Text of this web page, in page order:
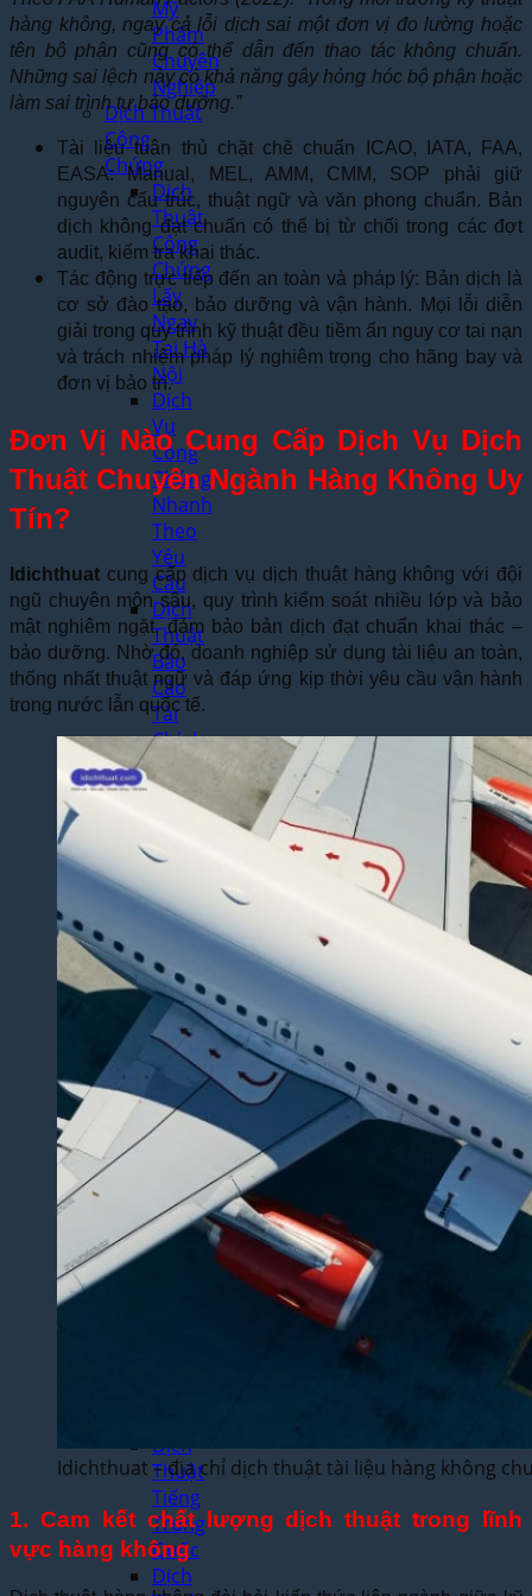
Mỹ
Phẩm
Chuyên
Nghiệp
Dịch Thuật
Công
Chứng
Dịch
Thuật
Công
Chứng
Lấy
Ngay
Tại Hà
Nội
Dịch
Vụ
Công
Chứng
Nhanh
Theo
Yêu
Cầu
Dịch
Thuật
Báo
Cáo
Tài
Chính
Thuật
Nhanh
Chóng
Dịch
Bảng
Điểm
Học
Bạ
Thuật
Giấy
Hộ
Khẩu
Dịch Thuật
Dịch
Thuật
Tiếng
Trung
Quốc
Dịch
hàng không, ngay cả lỗi dịch sai một đơn vị đo lường hoặc
tên bộ phận cũng có thể dẫn đến thao tác không chuẩn.
Những sai lệch này có khả năng gây hỏng hóc bộ phận hoặc
làm sai trình tự bảo dưỡng.”
Tài liệu tuân thủ chặt chẽ chuẩn ICAO, IATA, FAA,
EASA: Manual, MEL, AMM, CMM, SOP phải giữ
nguyên cấu trúc, thuật ngữ và văn phong chuẩn. Bản
dịch không đạt chuẩn có thể bị từ chối trong các đợt
audit, kiểm tra khai thác.
Tác động trực tiếp đến an toàn và pháp lý: Bản dịch là
cơ sở đào tạo, bảo dưỡng và vận hành. Mọi lỗi diễn
giải trong quy trình kỹ thuật đều tiềm ẩn nguy cơ tai nạn
và trách nhiệm pháp lý nghiêm trọng cho hãng bay và
đơn vị bảo trì.
Đơn Vị Nào Cung Cấp Dịch Vụ Dịch
Thuật Chuyên Ngành Hàng Không Uy
Tín?
Idichthuat cung cấp dịch vụ dịch thuật hàng không với đội
ngũ chuyên môn sâu, quy trình kiểm soát nhiều lớp và bảo
mật nghiêm ngặt, đảm bảo bản dịch đạt chuẩn khai thác –
bảo dưỡng. Nhờ đó, doanh nghiệp sử dụng tài liệu an toàn,
thống nhất thuật ngữ và đáp ứng kịp thời yêu cầu vận hành
trong nước lẫn quốc tế.
Idichthuat – địa chỉ dịch thuật tài liệu hàng không
1. Cam kết chất lượng dịch thuật trong lĩnh
vực hàng không